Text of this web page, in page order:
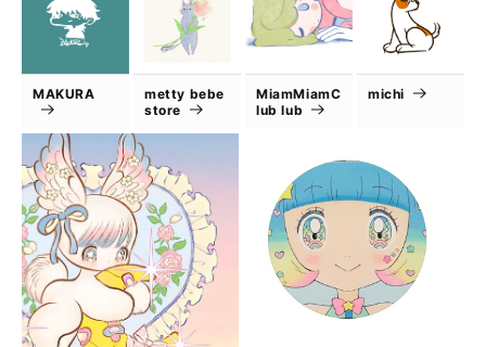
MAKURA
metty bebe
store
MiamMiamC
lub lub
michi